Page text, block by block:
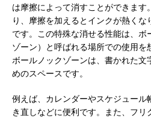
は摩擦によって消すことができます
り、摩擦を加えるとインクが熱く
です。この特殊な消せる性能は、ボ
ゾーン）と呼ばれる場所での使用を
ボールノックゾーンは、書かれた文
めのスペースです。
例えば、カレンダーやスケジュー
き直しなどに便利です。また、フ